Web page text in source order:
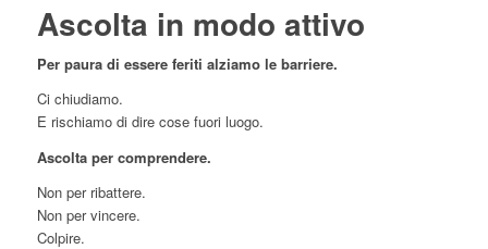
Ascolta in modo attivo
Per paura di essere feriti alziamo le barriere.
Ci chiudiamo.
E rischiamo di dire cose fuori luogo.
Ascolta per comprendere.
Non per ribattere.
Non per vincere.
Colpire.